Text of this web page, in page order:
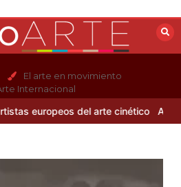
El arte en movimiento
Internacional
europeos del arte cinético Albert